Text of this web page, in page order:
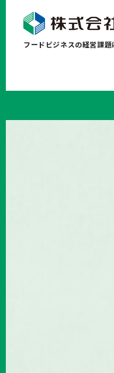
フードビジネスの経営課